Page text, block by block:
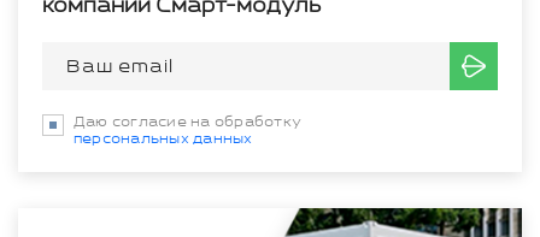
компании Смарт-модуль
Даю согласие на обработку
персональных данных